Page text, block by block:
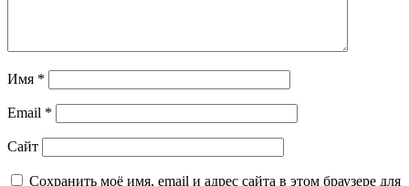
Имя *
Email *
Сайт
Сохранить моё имя, email и адрес сайта в этом браузере для